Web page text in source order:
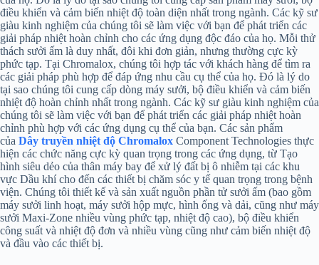
điều khiển và cảm biến nhiệt độ toàn diện nhất trong ngành. Các kỹ sư
giàu kinh nghiệm của chúng tôi sẽ làm việc với bạn để phát triển các
giải pháp nhiệt hoàn chỉnh cho các ứng dụng độc đáo của họ. Mỗi thử
thách sưởi ấm là duy nhất, đôi khi đơn giản, nhưng thường cực kỳ
phức tạp. Tại Chromalox, chúng tôi hợp tác với khách hàng để tìm ra
các giải pháp phù hợp để đáp ứng nhu cầu cụ thể của họ. Đó là lý do
tại sao chúng tôi cung cấp dòng máy sưởi, bộ điều khiển và cảm biến
nhiệt độ hoàn chỉnh nhất trong ngành. Các kỹ sư giàu kinh nghiệm của
chúng tôi sẽ làm việc với bạn để phát triển các giải pháp nhiệt hoàn
chỉnh phù hợp với các ứng dụng cụ thể của bạn. Các sản phẩm
của Dây truyền nhiệt độ Chromalox Component Technologies thực
hiện các chức năng cực kỳ quan trọng trong các ứng dụng, từ Tạo
hình siêu dẻo của thân máy bay để xử lý đất bị ô nhiễm tại các khu
vực Dầu khí cho đến các thiết bị chăm sóc y tế quan trọng trong bệnh
viện. Chúng tôi thiết kế và sản xuất nguồn phần tử sưởi ấm (bao gồm
máy sưởi linh hoạt, máy sưởi hộp mực, hình ống và dải, cũng như máy
sưởi Maxi-Zone nhiều vùng phức tạp, nhiệt độ cao), bộ điều khiển
công suất và nhiệt độ đơn và nhiều vùng cũng như cảm biến nhiệt độ
và đầu vào các thiết bị.